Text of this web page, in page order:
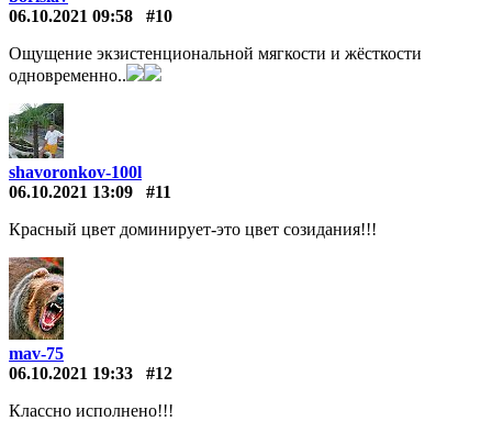
06.10.2021 09:58
#10
Ощущение экзистенциональной мягкости и жёсткости
одновременно..
shavoronkov-100l
06.10.2021 13:09
#11
Красный цвет доминирует-это цвет созидания!!!
mav-75
06.10.2021 19:33
#12
Классно исполнено!!!